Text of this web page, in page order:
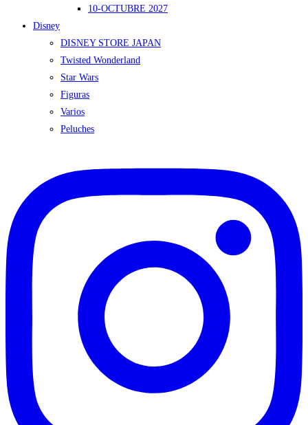
10-OCTUBRE 2027
Disney
DISNEY STORE JAPAN
Twisted Wonderland
Star Wars
Figuras
Varios
Peluches